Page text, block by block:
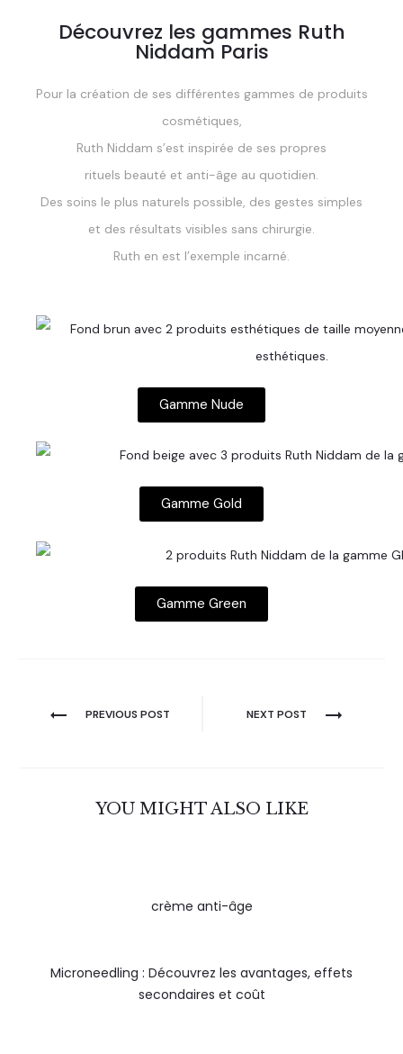
Découvrez les gammes Ruth
Niddam Paris
Pour la création de ses différentes gammes de produits
cosmétiques,
Ruth Niddam s’est inspirée de ses propres
rituels beauté et anti-âge au quotidien.
Des soins le plus naturels possible, des gestes simples
et des résultats visibles sans chirurgie.
Ruth en est l’exemple incarné.
Gamme Nude
Gamme Gold
Gamme Green
PREVIOUS POST NEXT POST
YOU MIGHT ALSO LIKE
crème anti-âge
Microneedling : Découvrez les avantages, effets
secondaires et coût